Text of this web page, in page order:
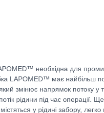
необхідна для
LAPOMED™ має найбільш
змінює напрямок потоку
рідини під час
у рідині забору,